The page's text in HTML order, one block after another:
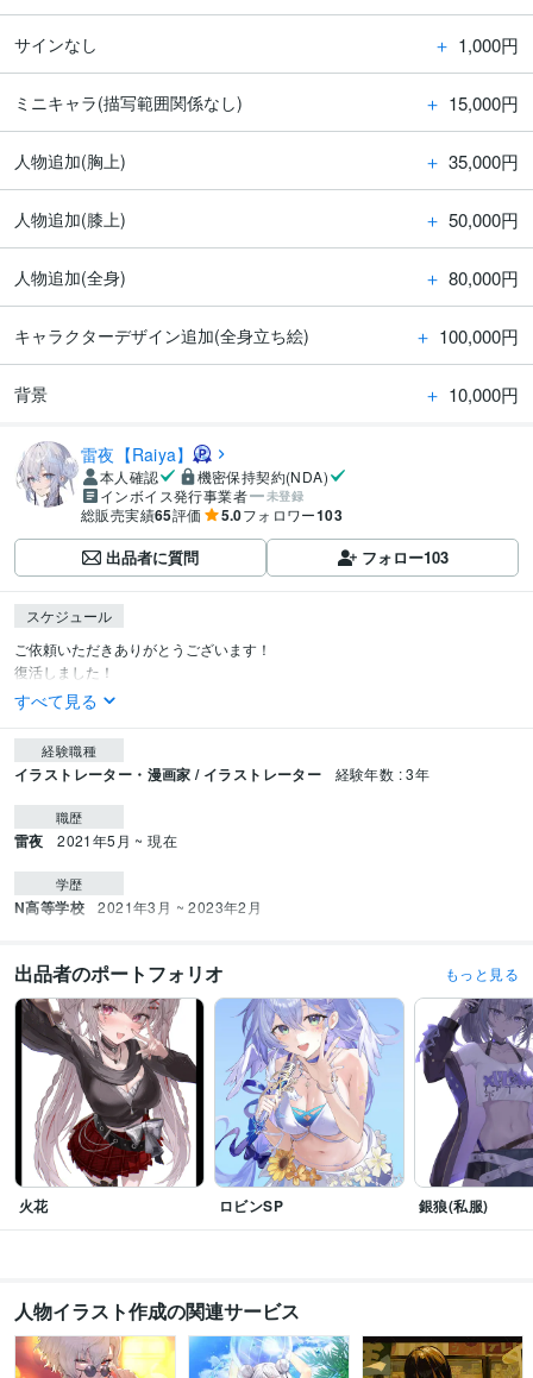
サインなし ＋ 1,000円
ミニキャラ(描写範囲関係なし) ＋ 15,000円
人物追加(胸上) ＋ 35,000円
人物追加(膝上) ＋ 50,000円
人物追加(全身) ＋ 80,000円
キャラクターデザイン追加(全身立ち絵) ＋ 100,000円
背景 ＋ 10,000円
雷夜【Raiya】
本人確認
機密保持契約(NDA)
インボイス発行事業者
未登録
総販売実績65評価 5.0フォロワー103
出品者に質問 フォロー103
スケジュール
ご依頼いただきありがとうございます！
復活しました！
すべて見る
経験職種
イラストレーター・漫画家 / イラストレーター 経験年数 : 3年
職歴
雷夜 2021年5月 ~ 現在
学歴
N高等学校 2021年3月 ~ 2023年2月
出品者のポートフォリオ もっと見る
火花 ロビンSP 銀狼(私服)
人物イラスト作成の関連サービス